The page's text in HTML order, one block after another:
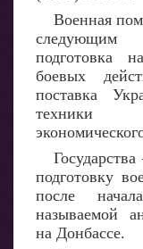
Военная
следующим
подготовка
боевых
поставка
техники
подготовку
после
называемой
на Донбассе.